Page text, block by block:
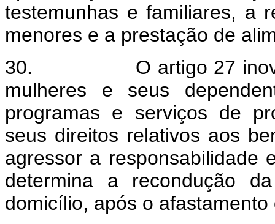
testemunhas e familiares, a
menores e a prestação de
30.
O artigo 27
mulheres e seus
programas e serviços de
seus direitos relativos aos
agressor a responsabilidade
determina a recondução
domicílio, após o afastamento